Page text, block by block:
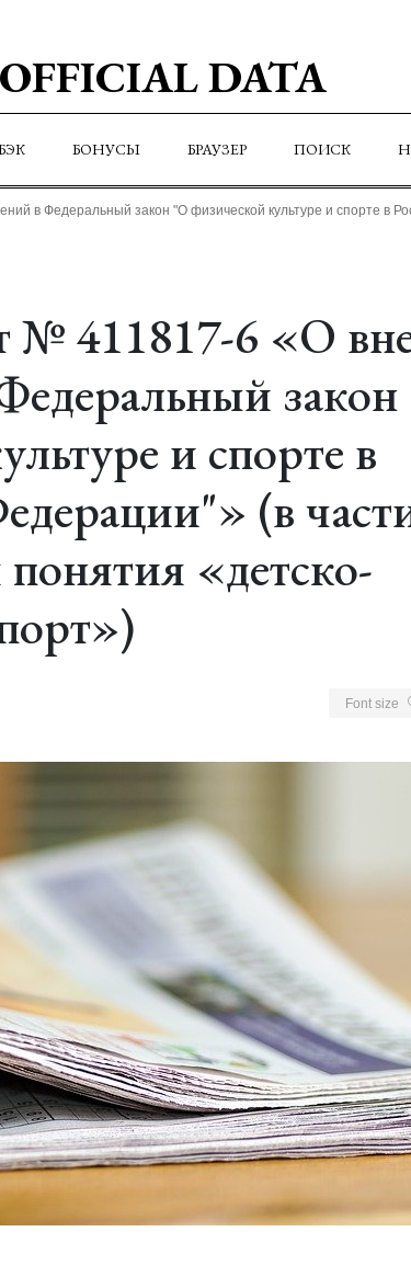
OFFICIAL DATA
БОНУСЫ БРАУЗЕР ПОИСК
в Федеральный закон "О физической культуре и спорте в
№ 411817-6 «О
и спорте в
(в
«детско-
Font size